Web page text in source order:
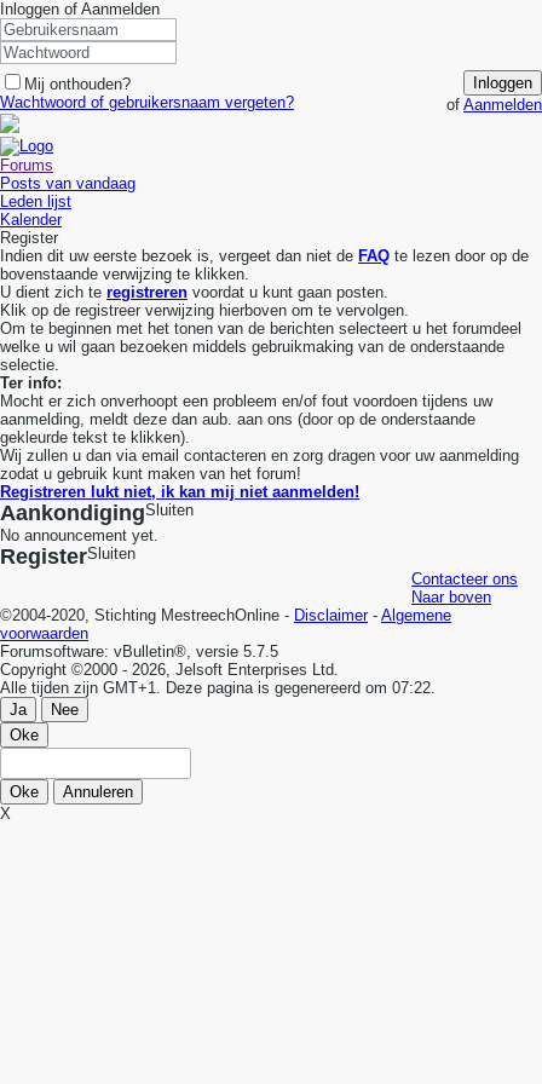
Inloggen of Aanmelden
Mij onthouden?
Inloggen
Wachtwoord of gebruikersnaam vergeten?
of Aanmelden
Forums
Posts van vandaag
Leden lijst
Kalender
Register
Indien dit uw eerste bezoek is, vergeet dan niet de FAQ te lezen door op de
bovenstaande verwijzing te klikken.
U dient zich te registreren voordat u kunt gaan posten.
Klik op de registreer verwijzing hierboven om te vervolgen.
Om te beginnen met het tonen van de berichten selecteert u het forumdeel
welke u wil gaan bezoeken middels gebruikmaking van de onderstaande
selectie.
Ter info:
Mocht er zich onverhoopt een probleem en/of fout voordoen tijdens uw
aanmelding, meldt deze dan aub. aan ons (door op de onderstaande
gekleurde tekst te klikken).
Wij zullen u dan via email contacteren en zorg dragen voor uw aanmelding
zodat u gebruik kunt maken van het forum!
Registreren lukt niet, ik kan mij niet aanmelden!
AankondigingSluiten
No announcement yet.
RegisterSluiten
Contacteer ons
Naar boven
©2004-2020, Stichting MestreechOnline - Disclaimer- Algemene
voorwaarden
Forumsoftware: vBulletin®, versie 5.7.5
Copyright ©2000 - 2026, Jelsoft Enterprises Ltd.
Alle tijden zijn GMT+1. Deze pagina is gegenereerd om 07:22.
Ja
Nee
Oke
Oke
Annuleren
X